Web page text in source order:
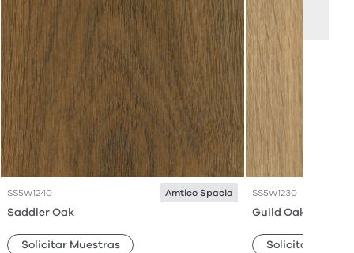
SS5W1240 Amtico Spacia
Saddler Oak
Solicitar Muestras
SS5W1230
Guild Oak
Solicitar